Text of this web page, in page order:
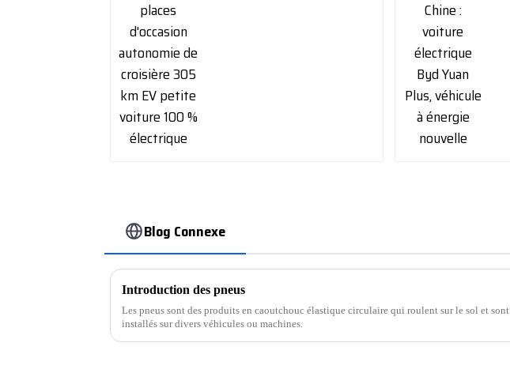
Blog Connexe
Introduction des pneus
Les pneus sont des produits en caoutchouc élastique circulaire qui roulent sur le sol et sont
installés sur divers véhicules ou machines.